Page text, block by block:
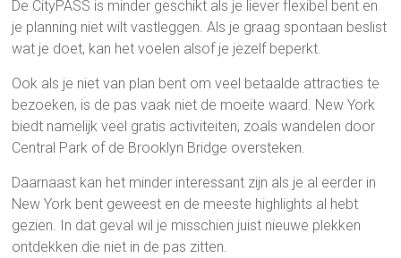
De CityPASS is minder geschikt als je liever flexibel bent en
je planning niet wilt vastleggen. Als je graag spontaan beslist
wat je doet, kan het voelen alsof je jezelf beperkt.
Ook als je niet van plan bent om veel betaalde attracties te
bezoeken, is de pas vaak niet de moeite waard. New York
biedt namelijk veel gratis activiteiten, zoals wandelen door
Central Park of de Brooklyn Bridge oversteken.
Daarnaast kan het minder interessant zijn als je al eerder in
New York bent geweest en de meeste highlights al hebt
gezien. In dat geval wil je misschien juist nieuwe plekken
ontdekken die niet in de pas zitten.